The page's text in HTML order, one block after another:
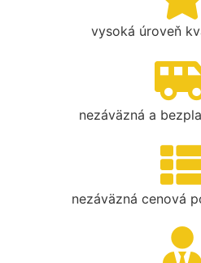
vysoká úroveň
nezáväzná a
nezáväzná cenová